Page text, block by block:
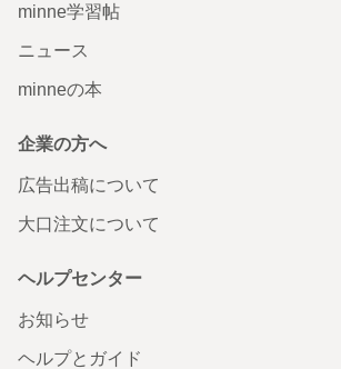
minne学習帖
ニュース
minneの本
企業の方へ
広告出稿について
大口注文について
ヘルプセンター
お知らせ
ヘルプとガイド